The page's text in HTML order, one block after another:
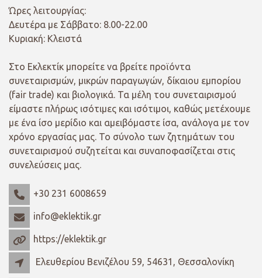
Ώρες λειτουργίας:
Δευτέρα με Σάββατο: 8.00-22.00
Κυριακή: Κλειστά
Στο Εκλεκτίκ μπορείτε να βρείτε προϊόντα
συνεταιρισμών, μικρών παραγωγών, δίκαιου εμπορίου
(fair trade) και βιολογικά. Τα μέλη του συνεταιρισμού
είμαστε πλήρως ισότιμες και ισότιμοι, καθώς μετέχουμε
με ένα ίσο μερίδιο και αμειβόμαστε ίσα, ανάλογα με τον
χρόνο εργασίας μας. Το σύνολο των ζητημάτων του
συνεταιρισμού συζητείται και συναποφασίζεται στις
συνελεύσεις μας.
+30 231 6008659
info@eklektik.gr
https://eklektik.gr
Ελευθερίου Βενιζέλου 59, 54631, Θεσσαλονίκη